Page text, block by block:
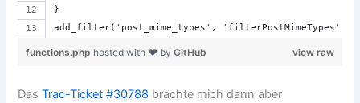
}
add_filter('post_mime_types', 'filterPostMimeTypes');
view raw
functions.php hosted with ❤ byGitHub
DasTrac-Ticket #30788 brachte mich dann aber